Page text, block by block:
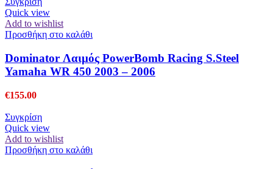
Quick view
Add to wishlist
Προσθήκη στο καλάθι
Dominator Λαιμός PowerBomb Racing S.Steel
Yamaha WR 450 2003 – 2006
€155.00
Συγκρίση
Quick view
Add to wishlist
Προσθήκη στο καλάθι